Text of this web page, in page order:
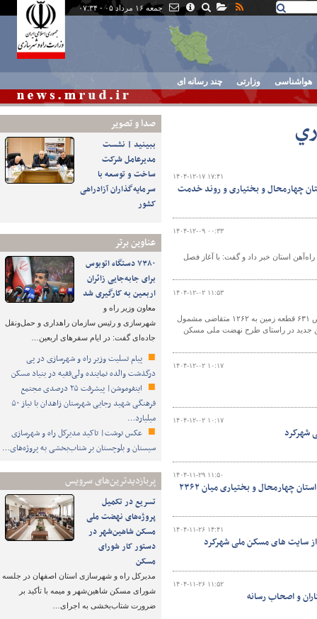
جمعه ۱۶ مرداد ۰۵ - ۰۷:۳۴
هواشناسی وزارتی چند رسانه ای
صدا و تصوير
ببینید | نشست
مدیرعامل شرکت
ساخت و توسعه با
سرمایه‌گذاران آزادراهی
کشور
عناوین برتر
۷۳۸۰ دستگاه اتوبوس
برای جابه‌جایی زائران
اربعین به‌ کارگیری شد
معاون وزیر راه و
شهرسازی و رئیس سازمان راهداری و حمل‌ونقل
جاده‌ای گفت: در ایام سفرهای اربعین…
پیام تسلیت وزیر راه و شهرسازی در پی
درگذشت والده نماینده ولی‌فقیه در بنیاد مسکن
اینفوموشن| پیشرفت ۲۵ درصدی مجتمع
فرهنگی شهید رجایی شهرستان زاهدان با نیاز ۵۰
میلیارد…
عکس نوشت| تاکید مدیرکل راه و شهرسازی
سیستان و بلوچستان بر شتاب‌بخشی به پروژه‌های…
پربازدیدترین‌های سرویس
تسریع در تکمیل
پروژه‌های نهضت ملی
مسکن شاهین‌شهر در
دستور کار شورای
مسکن
مدیرکل راه و شهرسازی استان اصفهان در جلسه
شورای مسکن شاهین‌شهر و میمه با تأکید بر
ضرورت شتاب‌بخشی به اجرای…
۱۴۰۴-۱۲-۱۷ ۱۷:۴۱
چهارمحال و بختیاری و روند خدمت
۱۴۰۴-۱۲-۰۹ ۰۰:۳۳
از تزریق ۹۰۰ میلیارد تومانی به پروژه راه‌آهن استان خبر داد و گفت: با آغاز فصل
۱۴۰۴-۱۲-۰۲ ۱۱:۵۳
مدیرکل راه و شهرسازی استان چهارمحال و بختیاری، از برگزاری آئین قرعه‌کشی و تخصیص ۶۳۱ قطعه زمین به ۱۲۶۲ متقاضی مشمول
جوانی جمعیت خبر داد. وی همچنین به اختصاص ۲۷۷ قطعه زمین جدید در راستای طرح نهضت ملی مسکن
۱۴۰۴-۱۲-۰۲ ۱۰:۱۷
۱۴۰۴-۱۲-۰۲ ۱۰:۱۷
شهرکرد
۱۴۰۴-۱۱-۲۹ ۱۱:۵۰
ببینید| آئین قرعه کشی زمین های طرح جوانی جمعیت و مسکن ملی شهرکرد در استان چهارمحال و بختیاری میان ۲۳۶۲
۱۴۰۴-۱۱-۲۶ ۱۴:۴۱
سایت های مسکن ملی شهرکرد
۱۴۰۴-۱۱-۲۶ ۱۱:۵۲
و اصحاب رسانه